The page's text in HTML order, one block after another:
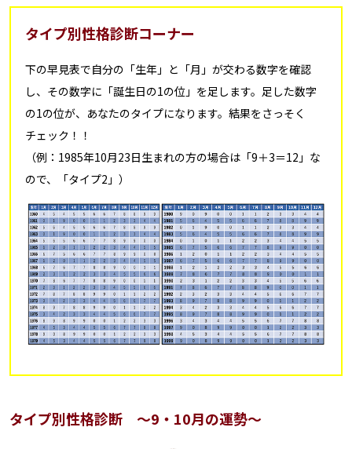
タイプ別性格診断コーナー
下の早見表で自分の「生年」と「月」が交わる数字を確認
し、その数字に「誕生日の1の位」を足します。足した数字
の1の位が、あなたのタイプになります。結果をさっそく
チェック！！
（例：1985年10月23日生まれの方の場合は「9＋3＝12」な
ので、「タイプ2」）
タイプ別性格診断 ～9・10月の運勢～